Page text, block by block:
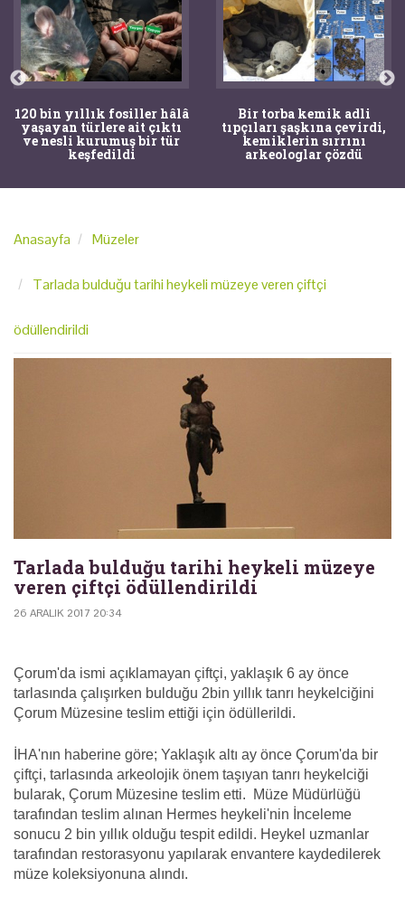
120 bin yıllık fosiller hâlâ
yaşayan türlere ait çıktı
ve nesli kurumuş bir tür
keşfedildi
Bir torba kemik adli
tıpçıları şaşkına çevirdi,
kemiklerin sırrını
arkeologlar çözdü
Anasayfa Müzeler
Tarlada bulduğu tarihi heykeli müzeye veren çiftçi
ödüllendirildi
Tarlada bulduğu tarihi heykeli müzeye
veren çiftçi ödüllendirildi
26 ARALIK 2017 20:34
Çorum'da ismi açıklamayan çiftçi, yaklaşık 6 ay önce
tarlasında çalışırken bulduğu 2bin yıllık tanrı heykelciğini
Çorum Müzesine teslim ettiği için ödüllerildi.
İHA'nın haberine göre; Yaklaşık altı ay önce Çorum'da bir
çiftçi, tarlasında arkeolojik önem taşıyan tanrı heykelciği
bularak, Çorum Müzesine teslim etti. Müze Müdürlüğü
tarafından teslim alınan Hermes heykeli'nin İnceleme
sonucu 2 bin yıllık olduğu tespit edildi. Heykel uzmanlar
tarafından restorasyonu yapılarak envantere kaydedilerek
müze koleksiyonuna alındı.